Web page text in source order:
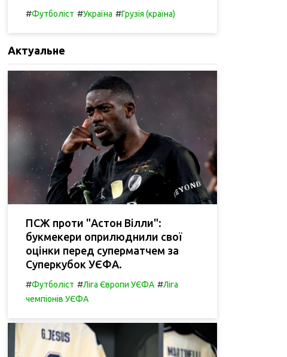
#Футболіст #Україна #Грузія (країна)
Актуальне
ПСЖ проти "Астон Вілли":
букмекери оприлюднили свої
оцінки перед суперматчем за
Суперкубок УЄФА.
#Футболіст #Ліга Європи УЄФА #Ліга
чемпіонів УЄФА